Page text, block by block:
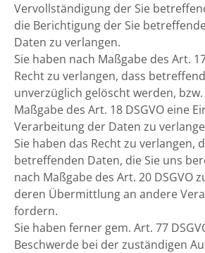
Vervollständigung der Sie
die Berichtigung der Sie
Daten zu verlangen.
Sie haben nach Maßgabe des Art.
Recht zu verlangen, dass
unverzüglich gelöscht werden,
Maßgabe des Art. 18 DSGVO eine
Verarbeitung der Daten zu
Sie haben das Recht zu verlangen,
betreffenden Daten, die Sie uns
nach Maßgabe des Art. 20 DSGVO
deren Übermittlung an andere
fordern.
Sie haben ferner gem. Art. 77
Beschwerde bei der zuständigen